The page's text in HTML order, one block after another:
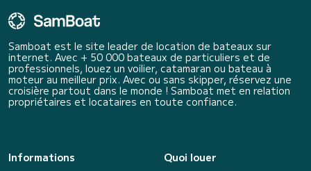
Samboat est le site leader de location de bateaux sur
internet. Avec + 50 000 bateaux de particuliers et de
professionnels, louez un voilier, catamaran ou bateau à
moteur au meilleur prix. Avec ou sans skipper, réservez une
croisière partout dans le monde ! Samboat met en relation
propriétaires et locataires en toute confiance.
Informations
Quoi louer